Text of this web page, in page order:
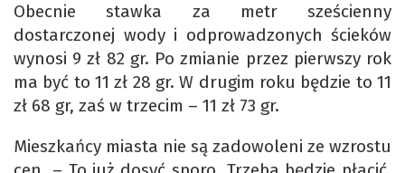
Obecnie stawka za metr sześcienny
dostarczonej wody i odprowadzonych ścieków
wynosi 9 zł 82 gr. Po zmianie przez pierwszy rok
ma być to 11 zł 28 gr. W drugim roku będzie to 11
zł 68 gr, zaś w trzecim – 11 zł 73 gr.
Mieszkańcy miasta nie są zadowoleni ze wzrostu